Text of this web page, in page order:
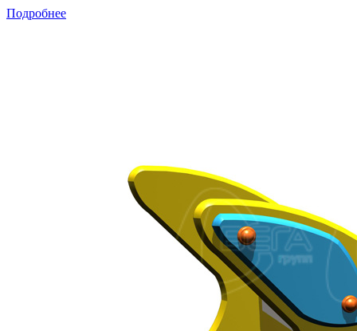
Подробнее